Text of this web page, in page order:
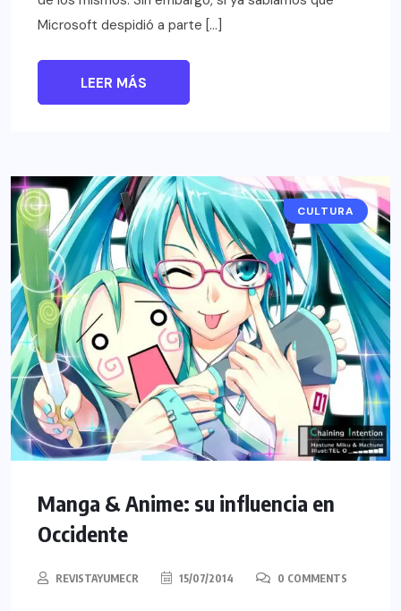
Microsoft despidió a parte […]
LEER MÁS
CULTURA
Manga & Anime: su influencia en
Occidente
REVISTAYUMECR 15/07/2014 0 COMMENTS